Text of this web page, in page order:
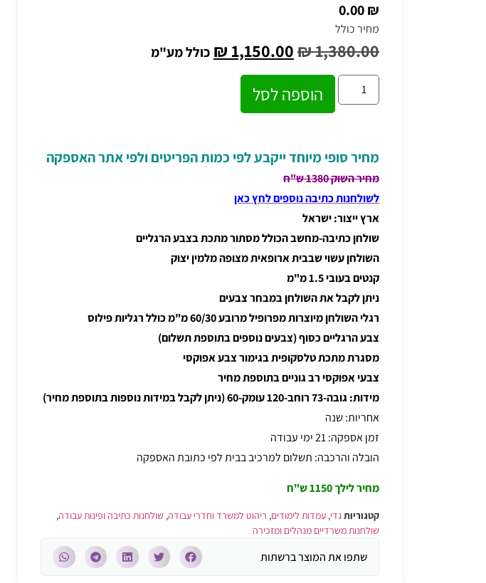
₪ 0.00
מחיר כולל
₪1,380.00
₪ 1,150.00 כולל מע"מ
הוספה לסל
מחיר סופי מיוחד ייקבע לפי כמות הפריטים ולפי אתר האספקה
מחיר השוק 1380 ש"ח
לשולחנות כתיבה נוספים לחץ כאן
ארץ ייצור: ישראל
שולחן כתיבה-מחשב הכולל מסתור מתכת בצבע הרגליים
השולחן עשוי שבבית ארופאית מצופה מלמין יצוק
קנטים בעובי 1.5 מ"מ
ניתן לקבל את השולחן במבחר צבעים
רגלי השולחן מיוצרות מפרופיל מרובע 60/30 מ"מ כולל רגליות פילוס
צבע הרגליים כסוף (צבעים נוספים בתוספת תשלום)
מסגרת מתכת טלסקופית בגימור צבע אפוקסי
צבעי אפוקסי רב גוניים בתוספת מחיר
מידות: גובה-73 רוחב-120 עומק-60 (ניתן לקבל במידות נוספות בתוספת מחיר)
אחריות: שנה
זמן אספקה: 21 ימי עבודה
הובלה והרכבה: תשלום למרכיב בבית לפי כתובת האספקה
מחיר לילך 1150 ש"ח
קטגוריותגדי, עמדות לימודים, ריהוט למשרד וחדרי עבודה, שולחנות כתיבה ופינות עבודה,
שולחנות משרדיים מנהלים ומזכירה
שתפו את המוצר ברשתות